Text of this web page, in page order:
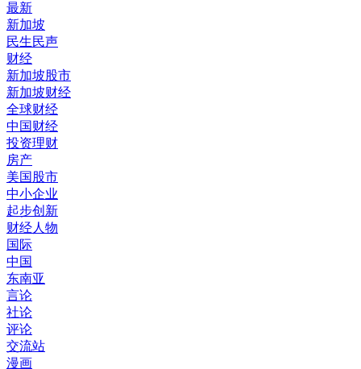
最新
新加坡
民生民声
财经
新加坡股市
新加坡财经
全球财经
中国财经
投资理财
房产
美国股市
中小企业
起步创新
财经人物
国际
中国
东南亚
言论
社论
评论
交流站
漫画